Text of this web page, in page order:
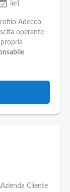
ieri
Adecco
operante
Cliente